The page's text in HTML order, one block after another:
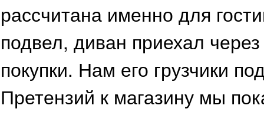
рассчитана именно для
подвел, диван приехал
покупки. Нам его грузчики
Претензий к магазину мы